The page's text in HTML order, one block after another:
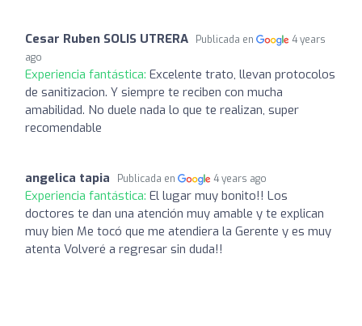
Cesar Ruben SOLIS UTRERA Publicada en
4 years
ago
Experiencia fantástica: Excelente trato, llevan protocolos
de sanitizacion. Y siempre te reciben con mucha
amabilidad. No duele nada lo que te realizan, super
recomendable
angelica tapia Publicada en 4 years ago
Experiencia fantástica: El lugar muy bonito!! Los
doctores te dan una atención muy amable y te explican
muy bien Me tocó que me atendiera la Gerente y es muy
atenta Volveré a regresar sin duda!!